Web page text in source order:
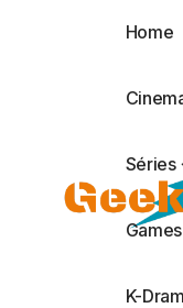
Home
Séries
Games
K-